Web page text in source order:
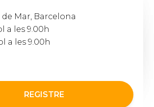
Mar, Barcelona
a les 9.00h
a les 9.00h
REGISTRE